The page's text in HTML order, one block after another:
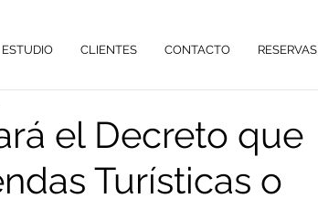
ESTUDIO CLIENTES CONTACTO RESERVAS
el Decreto que
Turísticas o